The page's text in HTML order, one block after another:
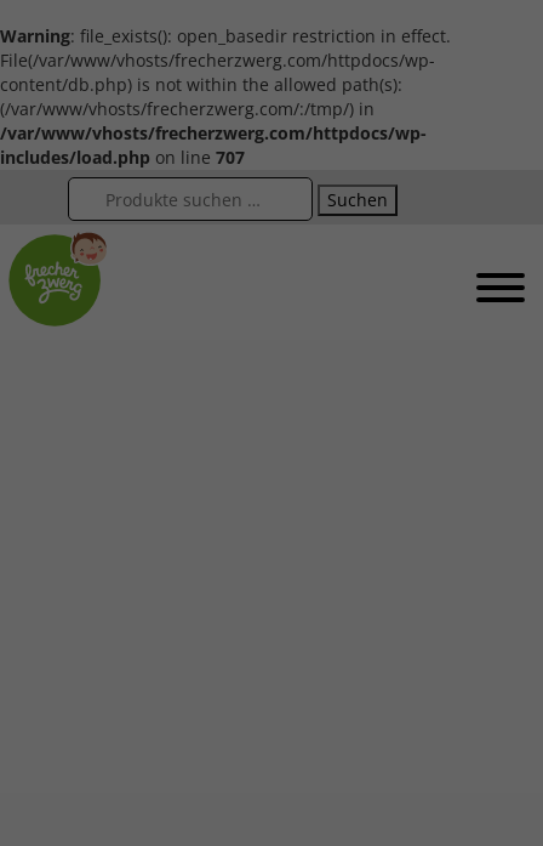
Warning: file_exists(): open_basedir restriction in effect.
File(/var/www/vhosts/frecherzwerg.com/httpdocs/wp-
content/db.php) is not within the allowed path(s):
(/var/www/vhosts/frecherzwerg.com/:/tmp/) in
/var/www/vhosts/frecherzwerg.com/httpdocs/wp-
includes/load.php on line 707
Suchen